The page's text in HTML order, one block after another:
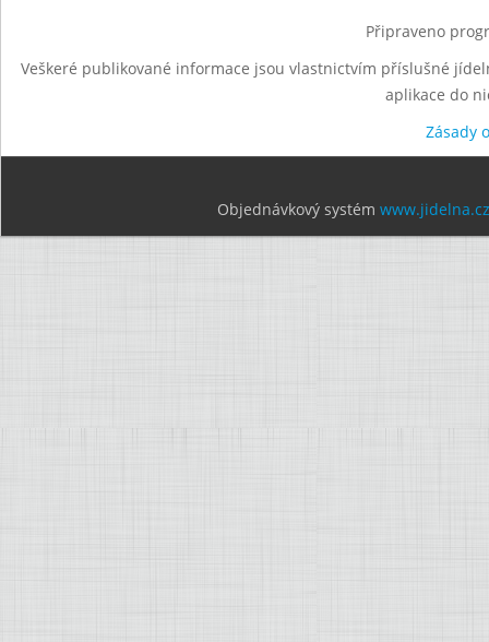
Připraveno
Veškeré publikované informace jsou vlastnictvím příslušné
aplikace do
Zásady
Objednávkový systém www.jidelna.cz